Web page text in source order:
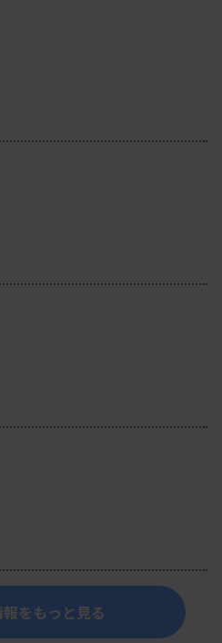
をもっと見る